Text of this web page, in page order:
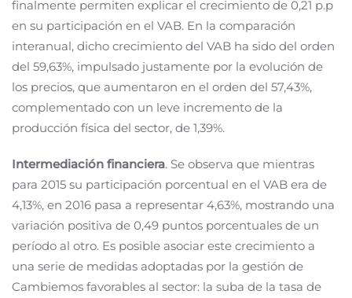
finalmente permiten explicar el crecimiento de 0,21 p.p
en su participación en el VAB. En la comparación
interanual, dicho crecimiento del VAB ha sido del orden
del 59,63%, impulsado justamente por la evolución de
los precios, que aumentaron en el orden del 57,43%,
complementado con un leve incremento de la
producción física del sector, de 1,39%.
Intermediación financiera. Se observa que mientras
para 2015 su participación porcentual en el VAB era de
4,13%, en 2016 pasa a representar 4,63%, mostrando una
variación positiva de 0,49 puntos porcentuales de un
período al otro. Es posible asociar este crecimiento a
una serie de medidas adoptadas por la gestión de
Cambiemos favorables al sector: la suba de la tasa de